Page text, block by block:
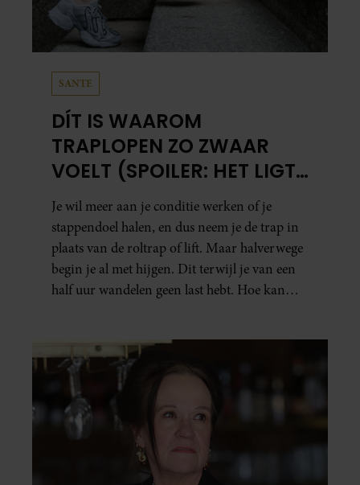
SANTE
DÍT IS WAAROM
TRAPLOPEN ZO ZWAAR
VOELT (SPOILER: HET LIGT
NIET AAN JE CONDITIE)
Je wil meer aan je conditie werken of je
stappendoel halen, en dus neem je de trap in
plaats van de roltrap of lift. Maar halverwege
begin je al met hijgen. Dit terwijl je van een
half uur wandelen geen last hebt. Hoe kan